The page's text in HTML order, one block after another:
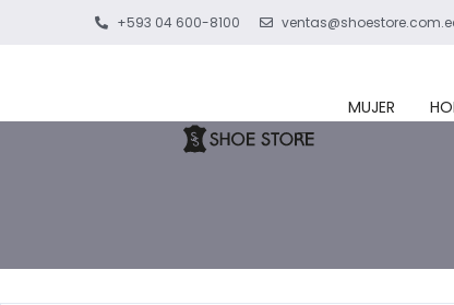
+593 04 600-8100
MUJER